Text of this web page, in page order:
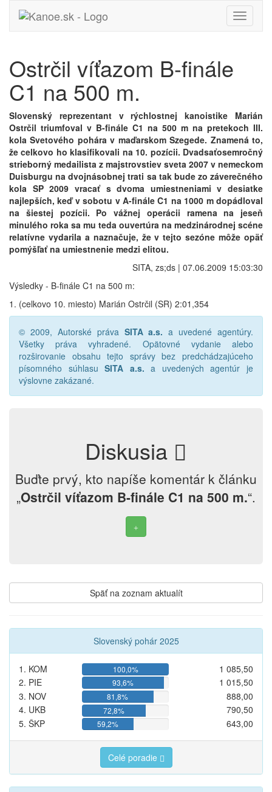
Toggle
Ostrčil víťazom B-finále
C1 na 500 m.
Slovenský reprezentant v rýchlostnej kanoistike Marián
Ostrčil triumfoval v B-finále C1 na 500 m na pretekoch III.
kola Svetového pohára v maďarskom Szegede. Znamená to,
že celkovo ho klasifikovali na 10. pozícii. Dvadsaťosemročný
strieborný medailista z majstrovstiev sveta 2007 v nemeckom
Duisburgu na dvojnásobnej trati sa tak bude zo záverečného
kola SP 2009 vracať s dvoma umiestneniami v desiatke
najlepších, keď v sobotu v A-finále C1 na 1000 m dopádloval
na šiestej pozícii. Po vážnej operácii ramena na jeseň
minulého roka sa mu teda ouvertúra na medzinárodnej scéne
relatívne vydarila a naznačuje, že v tejto sezóne môže opäť
pomýšľať na umiestnenie medzi elitou.
SITA, zs;ds | 07.06.2009 15:03:30
Výsledky - B-finále C1 na 500 m:
1. (celkovo 10. miesto) Marián Ostrčil (SR) 2:01,354
© 2009, Autorské práva SITA a.s. a uvedené agentúry.
Všetky práva vyhradené. Opätovné vydanie alebo
rozširovanie obsahu tejto správy bez predchádzajúceho
písomného súhlasuSITA a.s. a uvedených agentúr je
výslovne zakázané.
Diskusia
Buďte prvý, kto napíše komentár k článku
„Ostrčil víťazom B-finále C1 na 500 m.“.
Späť na zoznam aktualít
Slovenský pohár 2025
1. KOM 100,0%
1 085,50
2. PIE
93,6%
1 015,50
3. NOV
81,8%
888,00
4. UKB
72,8%
790,50
5. ŠKP
59,2% 643,00
Celé poradie